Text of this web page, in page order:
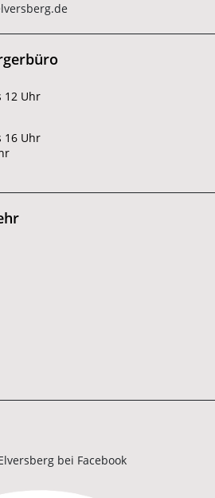
12 Uhr
16 Uhr
bei Facebook